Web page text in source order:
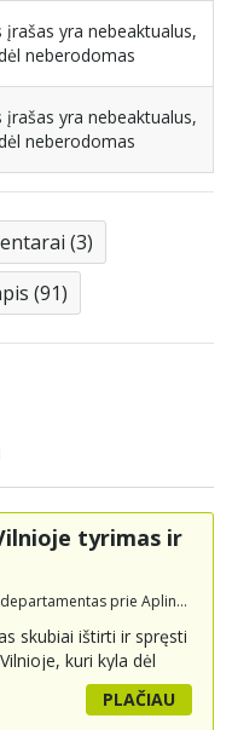
įrašas yra nebeaktualus,
neberodomas
įrašas yra nebeaktualus,
neberodomas
(3)
(91)
tyrimas ir
prie Aplinkos ministerijos
skubiai ištirti ir spręsti
kuri kyla dėl
g. 141. Gyventojai
kuris neigiamai
PLAČIAU